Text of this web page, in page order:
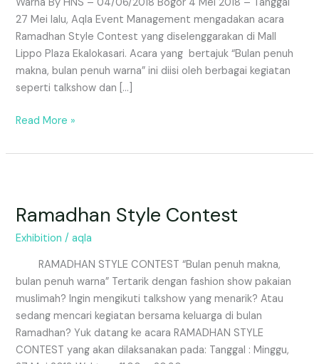
27 Mei lalu, Aqla Event Management mengadakan acara
Ramadhan Style Contest yang diselenggarakan di Mall
Lippo Plaza Ekalokasari. Acara yang bertajuk “Bulan penuh
makna, bulan penuh warna” ini diisi oleh berbagai kegiatan
seperti talkshow dan […]
Read More »
Ramadhan Style Contest
Exhibition /aqla
RAMADHAN STYLE CONTEST “Bulan penuh makna,
bulan penuh warna” Tertarik dengan fashion show pakaian
muslimah? Ingin mengikuti talkshow yang menarik? Atau
sedang mencari kegiatan bersama keluarga di bulan
Ramadhan? Yuk datang ke acara RAMADHAN STYLE
CONTEST yang akan dilaksanakan pada: Tanggal : Minggu,
Contest